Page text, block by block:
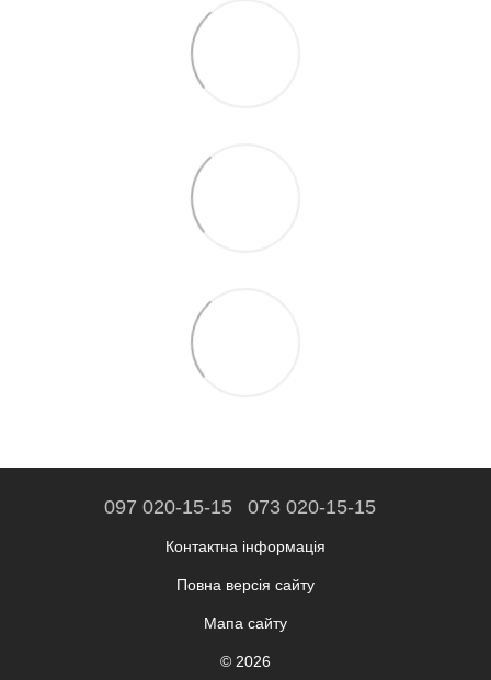
097 020-15-15 073 020-15-15
Контактна інформація
Повна версія сайту
Мапа сайту
© 2026